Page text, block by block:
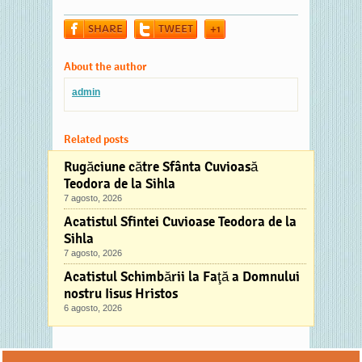
vineri, postul
incepe pe 31 iulie.
Sfintei Marii are
legatura cu
Sinodul III
Ecumenic din
cand cultul…
SHARE TWEET +1
About the author
admin
Related posts
Rugăciune către Sfânta Cuvioasă
Teodora de la Sihla
7 agosto, 2026
Acatistul Sfintei Cuvioase Teodora de la
Sihla
7 agosto, 2026
Acatistul Schimbării la Faţă a Domnului
nostru Iisus Hristos
6 agosto, 2026
Comments